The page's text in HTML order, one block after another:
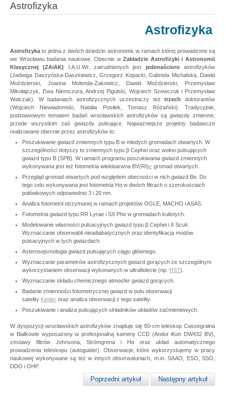
Astrofizyka
Astrofizyka
Astrofizyka to jedna z dwóch dziedzin astronomii, w ramach której prowadzone są
we Wrocławiu badania naukowe. Obecnie wZakładzie Astrofizyki i Astronomii
Klasycznej (ZAiAK)
I.A.U.Wr. zatrudnionych jest jedenaścioroastrofizyków
(Jadwiga Daszyńska-Daszkiewicz, Grzegorz Kopacki, Gabriela Michalska, Dawid
Moździerski, Joanna Molenda-Żakowicz, Dawid Moździerski, Przemysław
Mikołajczyk, Ewa Niemczura, Andrzej Pigulski, Wojciech Szewczuk i Przemysław
Walczak). W badaniach astrofizycznych uczestniczy teżtrzech
doktorantów
(Wojciech Niewiadomski, Natalia Posiłek, Tomasz Różański). Tradycyjnie,
podstawowym tematem badań wrocławskich astrofizyków są gwiazdy zmienne,
przede wszystkim zaś gwiazdy pulsujące. Najważniejsze projekty badawcze
realizowane obecnie przez astrofizyków to:
Poszukiwanie gwiazd zmiennych typu B w młodych gromadach otwartych. W
szczególności dotyczy to zmiennych typu β Cephei oraz wolno pulsujących
gwiazd typu B (SPB). W ramach programu poszukiwania gwiazd zmiennych
wykonywana jest też fotometria wielobarwna BV(RI)C gromad otwartych.
Przegląd gromad otwartych pod względem obecności w nich gwiazd Be. Do
tego celu wykonywana jest fotometria Hα w dwóch filtrach o szerokościach
połówkowych odpowiednio 3 i 20 nm.
Analiza fotometrii otrzymanej w ramach projektów OGLE, MACHO i ASAS.
Fotometria gwiazd typu RR Lyrae i SX Phe w gromadach kulistych.
Modelowanie własności pulsacyjnych gwiazd typu β Cephei i δ Scuti.
Wyznaczanie obserwabli nieadiabatycznych oraz identyfikacja modów
pulsacyjnych w tych gwiazdach.
Asterosejsmologia gwiazd pulsujących ciągu głównego.
Wyznaczanie parametrów astrofizycznych gwiazd gorących ze szczególnym
wykorzystaniem obserwacji wykonanych w ultrafiolecie (np. HST).
Wyznaczanie składu chemicznego atmosfer gwiazd gorących.
Badanie zmienności fotometrycznej gwiazd w polu obserwacji
satelity Kepler oraz analiza obserwacji z tego satelity.
Poszukiwanie i analiza pulsujących składników układów zaćmieniowych.
W dyspozycji wrocławskich astrofizyków znajduje się 60-cm teleskop Cassegraina
w Białkowie wyposażony w profesjonalną kamerę CCD (Andor iKon DW432 BV),
zestawy filtrów Johnsona, Strömgrena i Hα oraz układ automatycznego
prowadzenia teleskopu (autoguider). Obserwacje, które wykorzystujemy w pracy
naukowej wykonywane są też w innych obserwatoriach, m.in. SAAO, ESO, SSO,
DDO i OHP.
Poprzedni artykuł Następny artykuł